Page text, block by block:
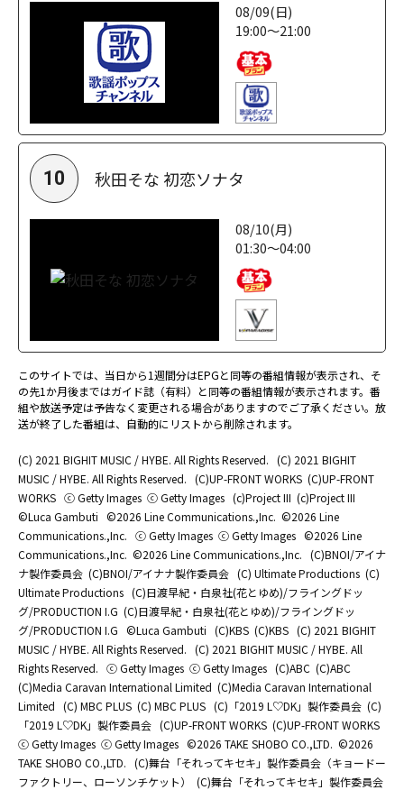
08/09(日)
19:00～21:00
10 秋田そな 初恋ソナタ
08/10(月)
01:30～04:00
このサイトでは、当日から1週間分はEPGと同等の番組情報が表示され、そ
の先1か月後まではガイド誌（有料）と同等の番組情報が表示されます。番
組や放送予定は予告なく変更される場合がありますのでご了承ください。放
送が終了した番組は、自動的にリストから削除されます。
(C) 2021 BIGHIT MUSIC / HYBE. All Rights Reserved. (C) 2021 BIGHIT
MUSIC / HYBE. All Rights Reserved. (C)UP-FRONT WORKS (C)UP-FRONT
WORKS ⓒ Getty Images ⓒ Getty Images (c)Project III (c)Project III
©Luca Gambuti ©2026 Line Communications.,Inc. ©2026 Line
Communications.,Inc. ⓒ Getty Images ⓒ Getty Images ©2026 Line
Communications.,Inc. ©2026 Line Communications.,Inc. (C)BNOI/アイナ
ナ製作委員会 (C)BNOI/アイナナ製作委員会 (C) Ultimate Productions (C)
Ultimate Productions (C)日渡早紀・白泉社(花とゆめ)/フライングドッ
グ/PRODUCTION I.G (C)日渡早紀・白泉社(花とゆめ)/フライングドッ
グ/PRODUCTION I.G ©Luca Gambuti (C)KBS (C)KBS (C) 2021 BIGHIT
MUSIC / HYBE. All Rights Reserved. (C) 2021 BIGHIT MUSIC / HYBE. All
Rights Reserved. ⓒ Getty Images ⓒ Getty Images (C)ABC (C)ABC
(C)Media Caravan International Limited (C)Media Caravan International
Limited (C) MBC PLUS (C) MBC PLUS (C)「2019 L♡DK」製作委員会 (C)
「2019 L♡DK」製作委員会 (C)UP-FRONT WORKS (C)UP-FRONT WORKS
ⓒ Getty Images ⓒ Getty Images ©2026 TAKE SHOBO CO.,LTD. ©2026
TAKE SHOBO CO.,LTD. (C)舞台「それってキセキ」製作委員会（キョードー
ファクトリー、ローソンチケット）
(C)舞台「それってキセキ」製作委員会